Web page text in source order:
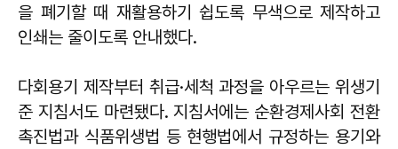
을 폐기할 때 재활용하기 쉽도록 무색으로 제작하고
인쇄는 줄이도록 안내했다.
다회용기 제작부터 취급·세척 과정을 아우르는 위생기
준 지침서도 마련됐다. 지침서에는 순환경제사회 전환
촉진법과 식품위생법 등 현행법에서 규정하는 용기와